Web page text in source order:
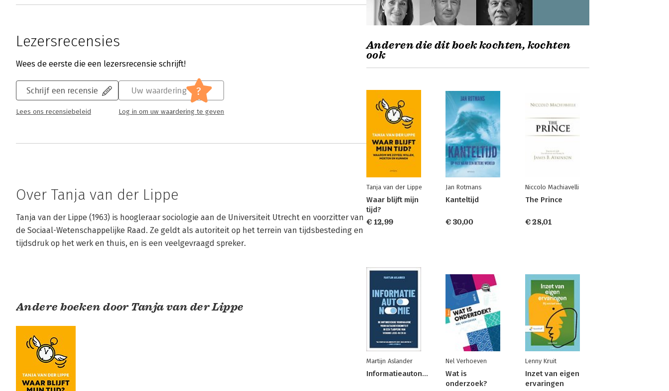
Lezersrecensies
Wees de eerste die een lezersrecensie schrijft!
Schrijf een recensie
Lees ons recensiebeleid
Uw waardering ?
Log in om uw waardering te geven
Over Tanja van der Lippe
Tanja van der Lippe (1963) is hoogleraar sociologie aan de Universiteit Utrecht en voorzitter van
de Sociaal-Wetenschappelijke Raad. Ze geldt als autoriteit op het terrein van tijdsbesteding en
tijdsdruk op het werk en thuis, en is een veelgevraagd spreker.
Andere boeken door Tanja van der Lippe
Anderen die dit boek kochten, kochten
ook
Tanja van der Lippe
Waar blijft mijn
tijd?
€ 12,99
Jan Rotmans
Kanteltijd
€ 30,00
Niccolo Machiavelli
The Prince
€ 28,01
Martijn Aslander
Informatieautonomie
Nel Verhoeven
Wat is
onderzoek?
Lenny Kruit
Inzet van eigen
ervaringen